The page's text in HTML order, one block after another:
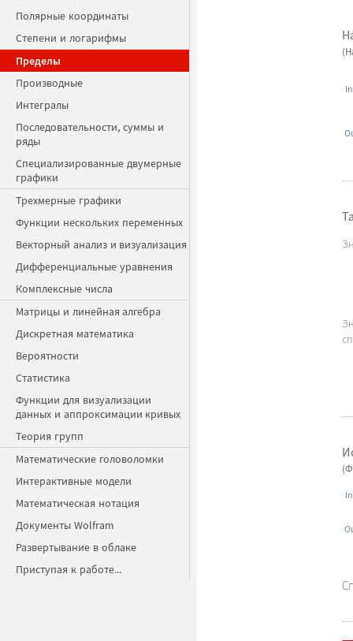
Полярные координаты
Степени и логарифмы
Пределы
Производные
Интегралы
Последовательности, суммы и
ряды
Специализированные двумерные
графики
Трехмерные графики
Функции нескольких переменных
Векторный анализ и визуализация
Дифференциальные уравнения
Комплексные числа
Матрицы и линейная алгебра
Дискретная математика
Вероятности
Статистика
Функции для визуализации
данных и аппроксимации кривых
Теория групп
Математические головоломки
Интерактивные модели
Математическая нотация
Документы Wolfram
Развертывание в облаке
Приступая к работе...